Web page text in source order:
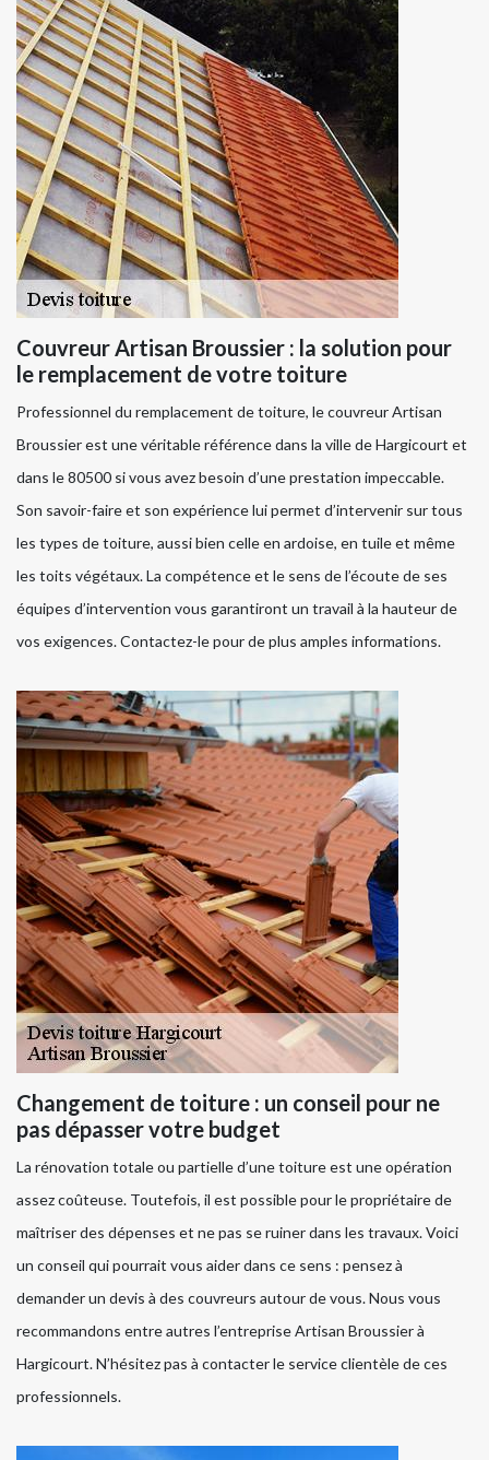
Couvreur Artisan Broussier : la solution pour
le remplacement de votre toiture
Professionnel du remplacement de toiture, le couvreur Artisan
Broussier est une véritable référence dans la ville de Hargicourt et
dans le 80500 si vous avez besoin d’une prestation impeccable.
Son savoir-faire et son expérience lui permet d’intervenir sur tous
les types de toiture, aussi bien celle en ardoise, en tuile et même
les toits végétaux. La compétence et le sens de l’écoute de ses
équipes d’intervention vous garantiront un travail à la hauteur de
vos exigences. Contactez-le pour de plus amples informations.
Changement de toiture : un conseil pour ne
pas dépasser votre budget
La rénovation totale ou partielle d’une toiture est une opération
assez coûteuse. Toutefois, il est possible pour le propriétaire de
maîtriser des dépenses et ne pas se ruiner dans les travaux. Voici
un conseil qui pourrait vous aider dans ce sens : pensez à
demander un devis à des couvreurs autour de vous. Nous vous
recommandons entre autres l’entreprise Artisan Broussier à
Hargicourt. N’hésitez pas à contacter le service clientèle de ces
professionnels.